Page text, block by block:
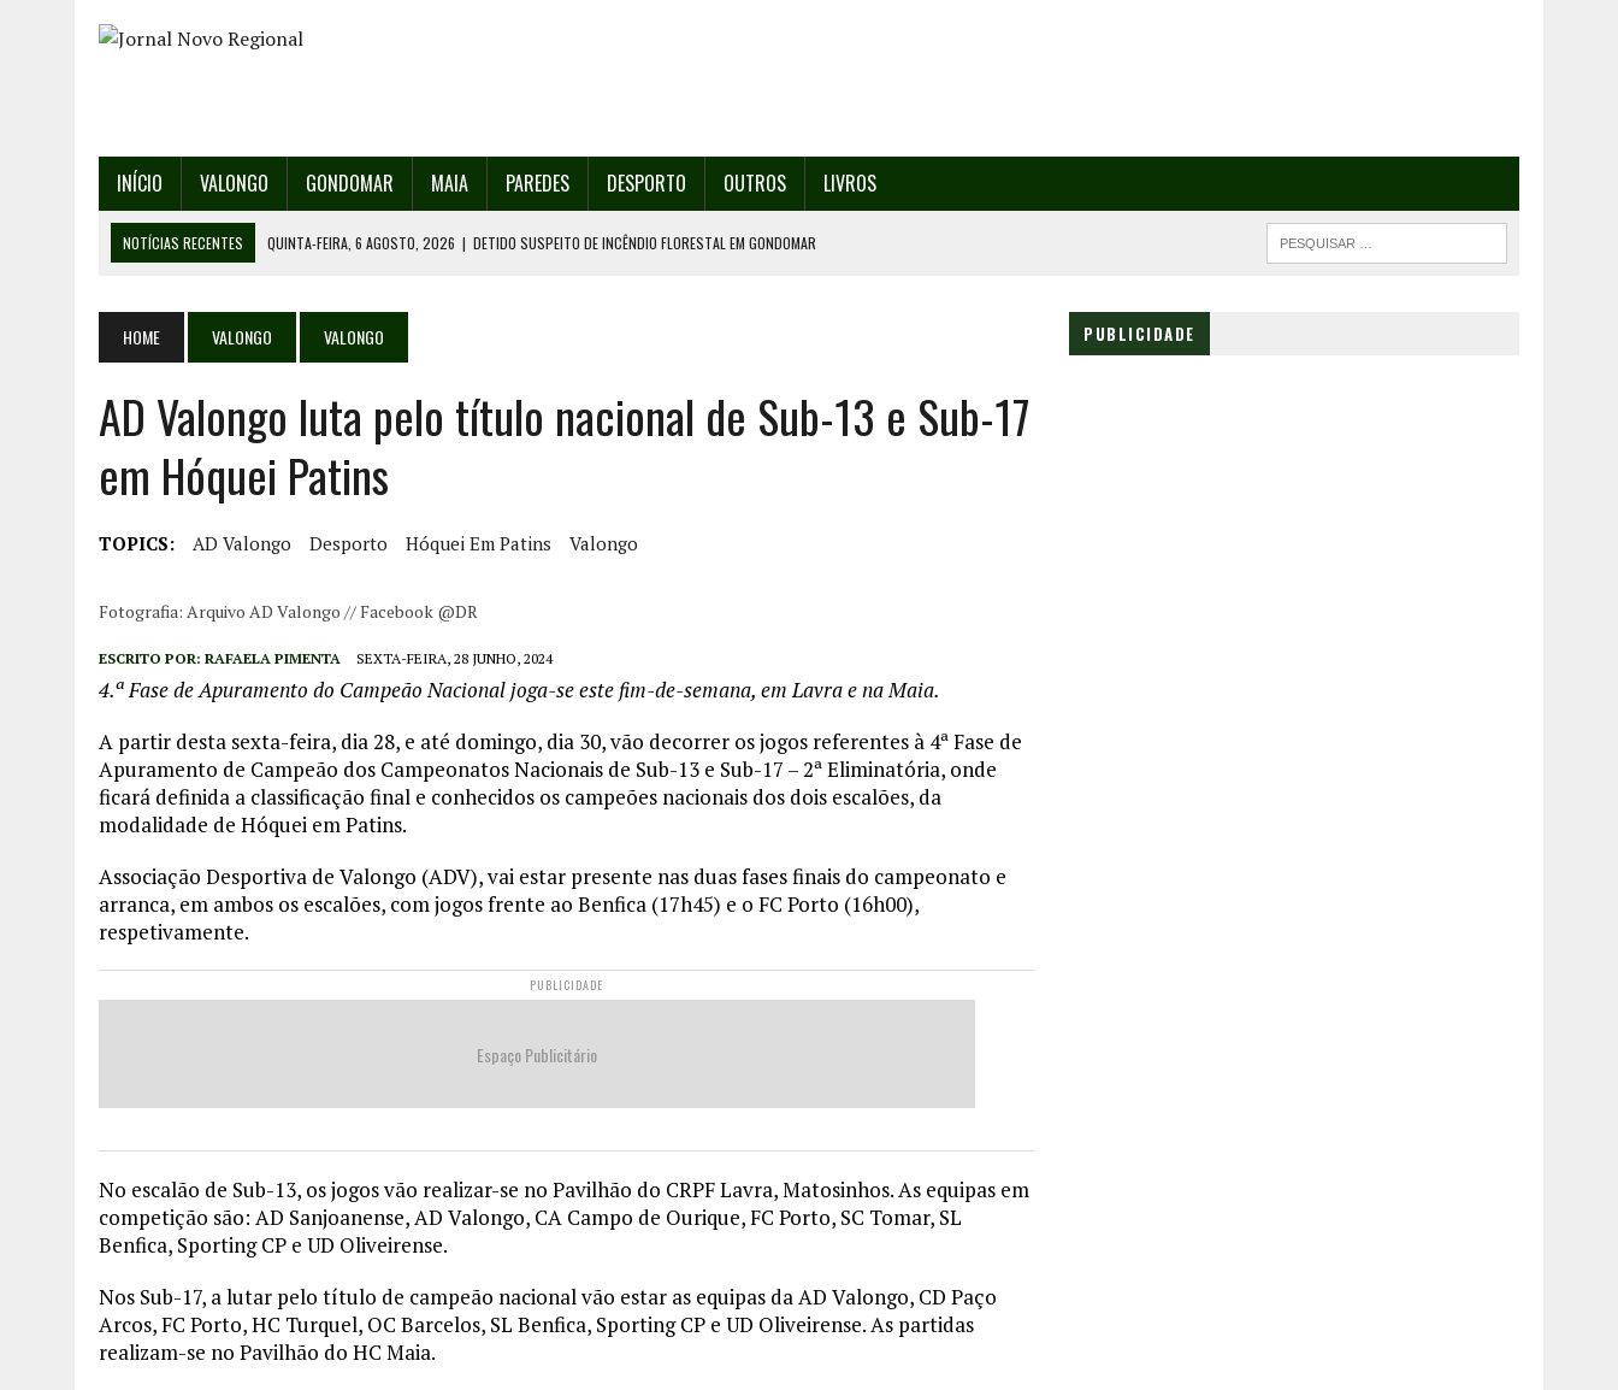
INÍCIO VALONGO GONDOMAR MAIA PAREDES DESPORTO OUTROS LIVROS
NOTÍCIAS RECENTES QUINTA-FEIRA, 6 AGOSTO, 2026 | DETIDO SUSPEITO DE INCÊNDIO FLORESTAL EM GONDOMAR
QUINTA-FEIRA, 6 AGOSTO, 2026 | INCÊNDIOS – FAFE: PJ DETÉM SUSPEITA DE ATEAR FOGO COM ISQUEIRO
SEXTA-FEIRA, 7 AGOSTO, 2026
FESTAS DA CIDADE DE VALONGO E 13º ENCONTRO ASSOCIATIVO DE 14 A 17 DE AGOSTO
HOME VALONGO VALONGO
AD Valongo luta pelo título nacional de Sub-13 e Sub-17
em Hóquei Patins
TOPICS: AD Valongo Desporto Hóquei Em Patins Valongo
Fotografia: Arquivo AD Valongo // Facebook @DR
ESCRITO POR: RAFAELA PIMENTA SEXTA-FEIRA, 28 JUNHO, 2024
4.ª Fase de Apuramento do Campeão Nacional joga-se este fim-de-semana, em Lavra e na Maia.
A partir desta sexta-feira, dia 28, e até domingo, dia 30, vão decorrer os jogos referentes à 4ª Fase de
Apuramento de Campeão dos Campeonatos Nacionais de Sub-13 e Sub-17 – 2ª Eliminatória, onde
ficará definida a classificação final e conhecidos os campeões nacionais dos dois escalões, da
modalidade de Hóquei em Patins.
Associação Desportiva de Valongo (ADV), vai estar presente nas duas fases finais do campeonato e
arranca, em ambos os escalões, com jogos frente ao Benfica (17h45) e o FC Porto (16h00),
respetivamente.
PUBLICIDADE
Espaço Publicitário
No escalão de Sub-13, os jogos vão realizar-se no Pavilhão do CRPF Lavra, Matosinhos. As equipas em
competição são: AD Sanjoanense, AD Valongo, CA Campo de Ourique, FC Porto, SC Tomar, SL
Benfica, Sporting CP e UD Oliveirense.
Nos Sub-17, a lutar pelo título de campeão nacional vão estar as equipas da AD Valongo, CD Paço
Arcos, FC Porto, HC Turquel, OC Barcelos, SL Benfica, Sporting CP e UD Oliveirense. As partidas
realizam-se no Pavilhão do HC Maia.
PUBLICIDADE